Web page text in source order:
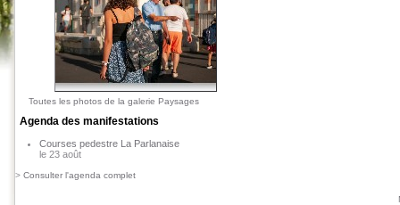
Toutes les photos de la galerie Paysages
Agenda des manifestations
Courses pedestre La Parlanaise
le 23 août
> Consulter l'agenda complet